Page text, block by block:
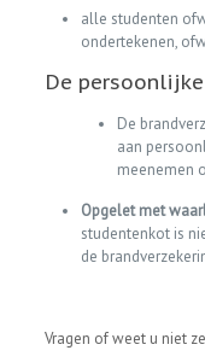
alle studenten
ondertekenen,
De
De
aan
meenemen
Opgelet met
studentenkot is
de
Vragen of weet u niet